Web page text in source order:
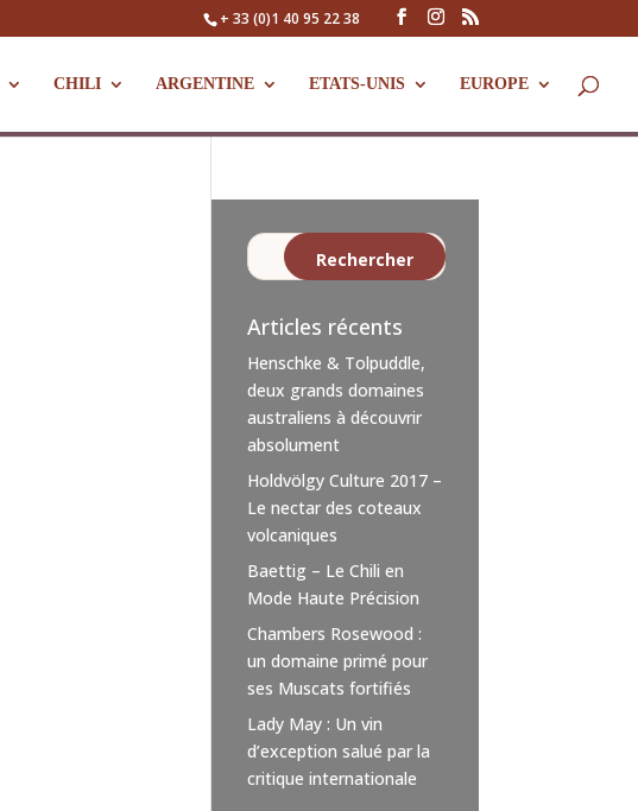
+ 33 (0)1 40 95 22 38
CHILI ARGENTINE ETATS-UNIS EUROPE
Articles récents
Henschke & Tolpuddle,
deux grands domaines
australiens à découvrir
absolument
Holdvölgy Culture 2017 –
Le nectar des coteaux
volcaniques
Baettig – Le Chili en
Mode Haute Précision
Chambers Rosewood :
un domaine primé pour
ses Muscats fortifiés
Lady May : Un vin
d’exception salué par la
critique internationale